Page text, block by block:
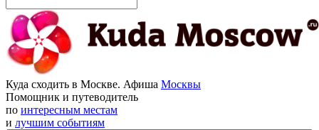
Куда сходить в Москве. Афиша Москвы
Помощник и путеводитель
по интересным местам
и лучшим событиям